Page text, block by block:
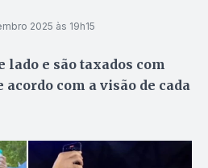
2025 às 19h15
lado e são taxados com
com a visão de cada